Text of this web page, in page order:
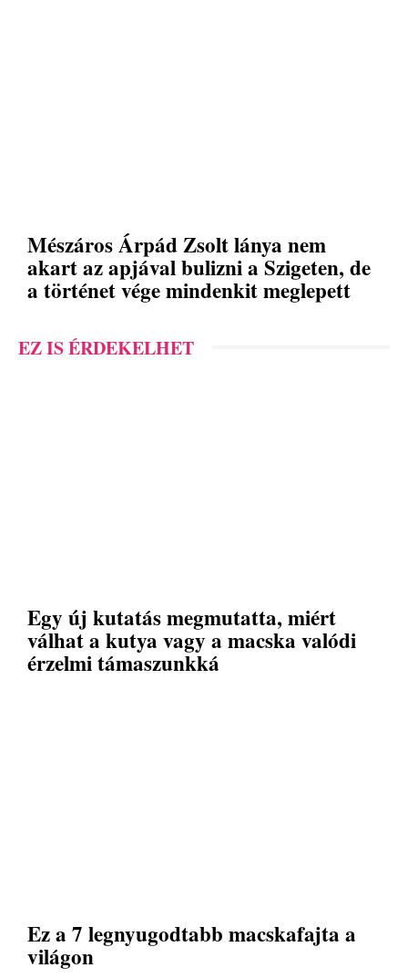
Mészáros Árpád Zsolt lánya nem
akart az apjával bulizni a Szigeten, de
a történet vége mindenkit meglepett
EZ IS ÉRDEKELHET
Egy új kutatás megmutatta, miért
válhat a kutya vagy a macska valódi
érzelmi támaszunkká
Ez a 7 legnyugodtabb macskafajta a
világon